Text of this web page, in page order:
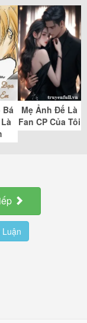
Bá
Mẹ Ảnh Đế Là
Fan CP Của Tôi
Luận